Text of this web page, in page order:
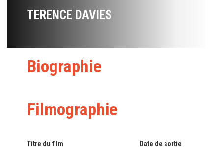
TERENCE DAVIES
Biographie
Filmographie
Titre du film Date de sortie